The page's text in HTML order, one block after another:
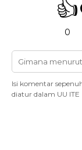
👍
0
Isi komentar
diatur dalam UU ITE